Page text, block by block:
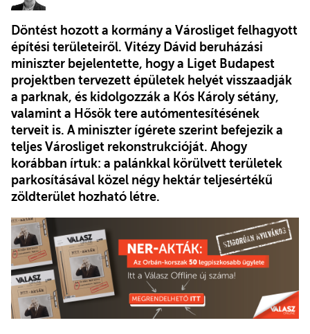
Döntést hozott a kormány a Városliget felhagyott
építési területeiről. Vitézy Dávid beruházási
miniszter bejelentette, hogy a Liget Budapest
projektben tervezett épületek helyét visszaadják
a parknak, és kidolgozzák a Kós Károly sétány,
valamint a Hősök tere autómentesítésének
terveit is. A miniszter ígérete szerint befejezik a
teljes Városliget rekonstrukcióját. Ahogy
korábban írtuk: a palánkkal körülvett területek
parkosításával közel négy hektár teljesértékű
zöldterület hozható létre.